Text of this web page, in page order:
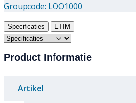
Groupcode: LOO1000
Specificaties ETIM
Product Informatie
Artikel